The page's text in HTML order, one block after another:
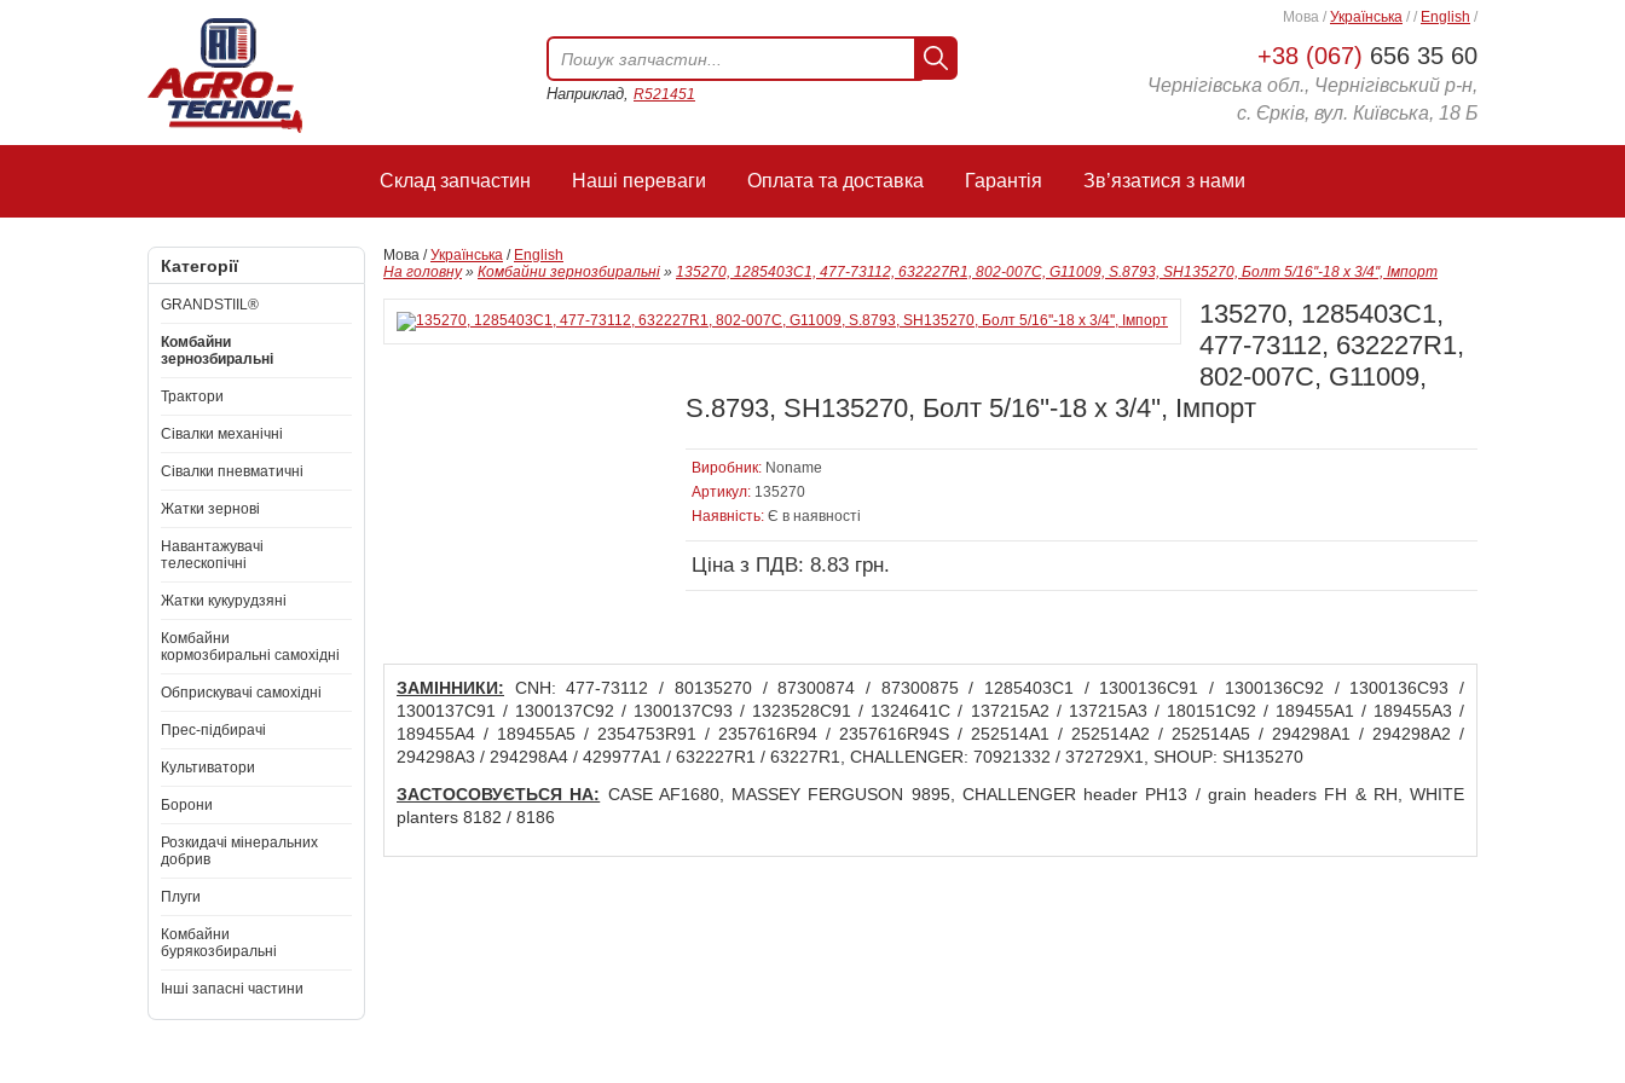
+38 (067) 656 35 60
Чернігівська обл., Чернігівський р-н,
с. Єрків, вул. Київська, 18 Б
Мова / Українська / / English /
Наприклад, R521451
Склад запчастин Наші переваги Оплата та доставка Гарантія Зв’язатися з нами
Категорії
GRANDSTIIL®
Комбайни
зернозбиральні
Трактори
Сівалки механічні
Сівалки пневматичні
Жатки зернові
Навантажувачі
телескопічні
Жатки кукурудзяні
Комбайни
кормозбиральні самохідні
Обприскувачі самохідні
Прес-підбирачі
Культиватори
Борони
Розкидачі мінеральних
добрив
Плуги
Комбайни
бурякозбиральні
Інші запасні частини
Мова /Українська / English
На головну» Комбайни зернозбиральні » 135270, 1285403C1, 477-73112, 632227R1, 802-007C, G11009, S.8793, SH135270, Болт 5/16''-18 x 3/4'', Імпорт
135270, 1285403C1,
477-73112, 632227R1,
802-007C, G11009,
S.8793, SH135270, Болт 5/16''-18 x 3/4'', Імпорт
Виробник: Noname
Артикул: 135270
Наявність: Є в наявності
Ціна з ПДВ: 8.83 грн.
ЗАМІННИКИ: CNH: 477-73112 / 80135270 / 87300874 / 87300875 / 1285403C1 / 1300136C91 / 1300136C92 / 1300136C93 /
1300137C91 / 1300137C92 / 1300137C93 / 1323528C91 / 1324641C / 137215A2 / 137215A3 / 180151C92 / 189455A1 / 189455A3 /
189455A4 / 189455A5 / 2354753R91 / 2357616R94 / 2357616R94S / 252514A1 / 252514A2 / 252514A5 / 294298A1 / 294298A2 /
294298A3 / 294298A4 / 429977A1 / 632227R1 / 63227R1, CHALLENGER: 70921332 / 372729X1, SHOUP: SH135270
ЗАСТОСОВУЄТЬСЯ НА: CASE AF1680, MASSEY FERGUSON 9895, CHALLENGER header PH13 / grain headers FH & RH, WHITE
planters 8182 / 8186